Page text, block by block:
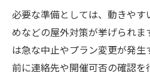
必要な準備としては、動きや
めなどの屋外対策が挙げられま
は急な中止やプラン変更が発
前に連絡先や開催可否の確認を